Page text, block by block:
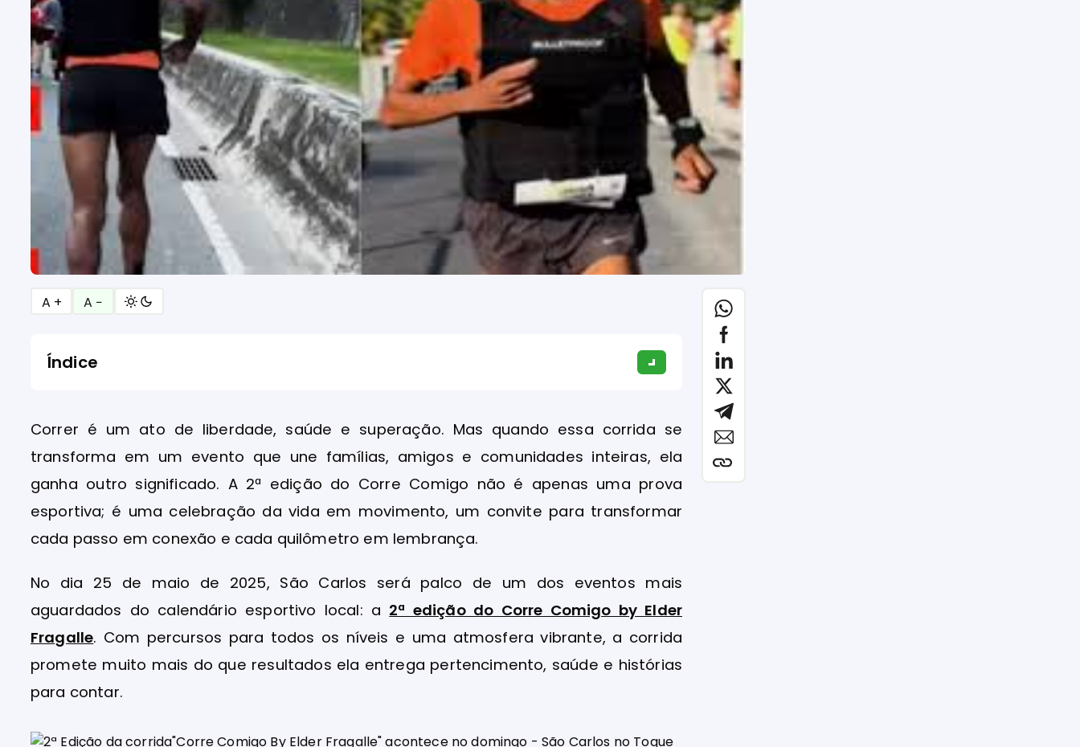
A + A −
Índice
Correr é um ato de liberdade, saúde e superação. Mas quando essa corrida se
transforma em um evento que une famílias, amigos e comunidades inteiras, ela
ganha outro significado. A 2ª edição do Corre Comigo não é apenas uma prova
esportiva; é uma celebração da vida em movimento, um convite para transformar
cada passo em conexão e cada quilômetro em lembrança.
No dia 25 de maio de 2025, São Carlos será palco de um dos eventos mais
aguardados do calendário esportivo local: a 2ª edição do Corre Comigo by Elder
Fragalle. Com percursos para todos os níveis e uma atmosfera vibrante, a corrida
promete muito mais do que resultados ela entrega pertencimento, saúde e histórias
para contar.